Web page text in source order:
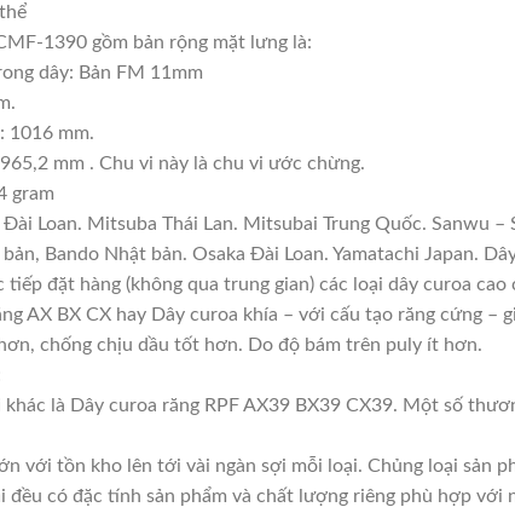
1390 gồm bản rộng mặt lưng là:
dây: Bản FM 11mm
1016 mm.
mm . Chu vi này là chu vi ước chừng.
gram
Loan. Mitsuba Thái Lan. Mitsubai Trung Quốc. Sanwu
Bando Nhật bản. Osaka Đài Loan. Yamatachi Japan.
đặt hàng (không qua trung gian) các loại dây curoa cao
AX BX CX hay Dây curoa khía – với cấu tạo răng cứng
chống chịu dầu tốt hơn. Do độ bám trên puly ít hơn.
là Dây curoa răng RPF AX39 BX39 CX39. Một số
với tồn kho lên tới vài ngàn sợi mỗi loại. Chủng loại sản
có đặc tính sản phẩm và chất lượng riêng phù hợp với